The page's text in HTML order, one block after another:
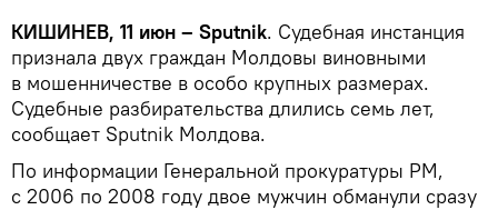
КИШИНЕВ, 11 июн – Sputnik. Судебная инстанция
признала двух граждан Молдовы виновными
в мошенничестве в особо крупных размерах.
Судебные разбирательства длились семь лет,
сообщает Sputnik Молдова.
По информации Генеральной прокуратуры РМ,
с 2006 по 2008 году двое мужчин обманули сразу